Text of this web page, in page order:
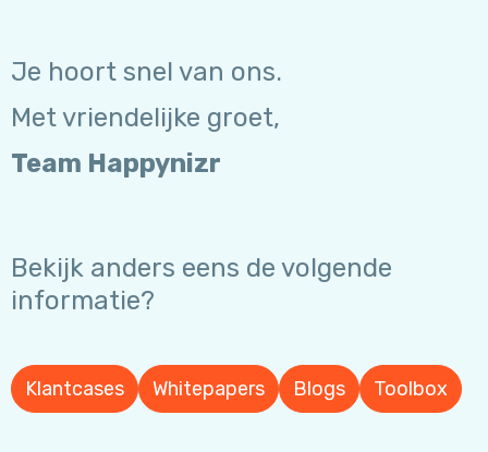
Je hoort snel van ons.
Met vriendelijke groet,
Team Happynizr
Bekijk anders eens de volgende
informatie?
Klantcases Whitepapers Blogs Toolbox